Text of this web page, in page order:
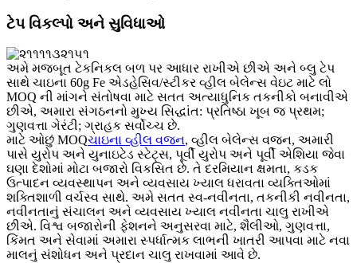
ટેપ વિકલ્પો અને સુવિધાઓ
અમે મજબૂત ટેકનિકલ બળ પર આધાર રાખીએ છીએ અને બ્લુ ટેપ
સાથે ચાઇના 60g Fe એડહેસિવ/સ્ટીકર વ્હીલ બેલેન્સ વેઇટ માટે લો
MOQ ની માંગને સંતોષવા માટે સતત અત્યાધુનિક તકનીકો બનાવીએ
છીએ, અમારા સંગઠનનો મુખ્ય સિદ્ધાંત: પ્રતિષ્ઠા ખૂબ જ પ્રથમ;
ગુણવત્તા ગેરંટી; ગ્રાહક સર્વોચ્ચ છે.
માટે ઓછું MOQચાઇના વ્હીલ વજન, વ્હીલ બેલેન્સ વજન, અમારી
પાસે યુરોપ અને યુનાઇટેડ સ્ટેટ્સ, પૂર્વી યુરોપ અને પૂર્વી એશિયા જેવા
ઘણા દેશોમાં મોટા બજારો વિકસિત છે. તે દરમિયાન ક્ષમતા, કડક
ઉત્પાદન વ્યવસ્થાપન અને વ્યવસાય ખ્યાલ ધરાવતા વ્યક્તિઓમાં
શક્તિશાળી વર્ચસ્વ સાથે. અમે સતત સ્વ-નવીનતા, તકનીકી નવીનતા,
નવીનતાનું સંચાલન અને વ્યવસાય ખ્યાલ નવીનતા ચાલુ રાખીએ
છીએ. વિશ્વ બજારોની ફેશનને અનુસરવા માટે, શૈલીઓ, ગુણવત્તા,
કિંમત અને સેવામાં અમારા સ્પર્ધાત્મક લાભની ખાતરી આપવા માટે નવા
માલનું સંશોધન અને પ્રદાન ચાલુ રાખવામાં આવે છે.